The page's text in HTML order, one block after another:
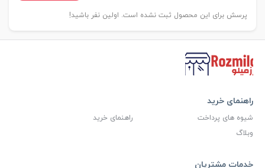
پرسش برای این محصول ثبت نشده است. اولین نفر باشید!
راهنمای خرید
شیوه های پرداخت
راهنمای خرید
وبلاگ
خدمات مشتریان